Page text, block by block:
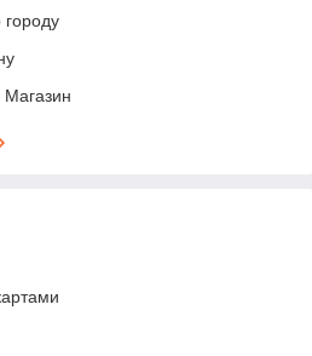
городу
Магазин